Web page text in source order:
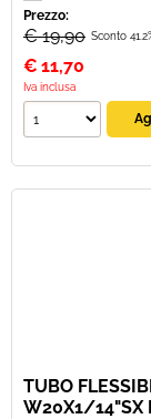
Prezzo:
€ 19,90 Sconto
€ 11,70
Iva inclusa
TUBO
W20X1/14"SX